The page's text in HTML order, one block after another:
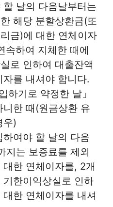
날의 다음날부터는
해당 분할상환금(또
금)에 대한 연체이자
속하여 지체한 때에
로 인하여 대출잔액
를 내셔야 합니다.
하기로 약정한 날」
니한 때(원금상환 유
우)
하여야 할 날의 다음
지는 보증료를 제외
한 연체이자를, 2개
기한이익상실로 인하
한 연체이자를 내셔